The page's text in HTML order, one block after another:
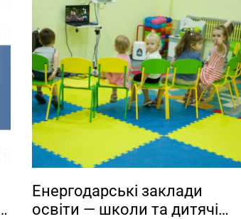
Енергодарські заклади
освіти — школи та дитячі